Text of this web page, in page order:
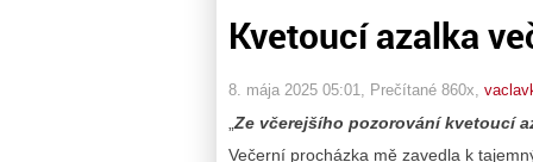
Kvetoucí azalka
8. mája 2025 05:01 , Prečítané 860x,
Ze včerejšího pozorování kvetoucí
Večerní procházka mě zavedla k